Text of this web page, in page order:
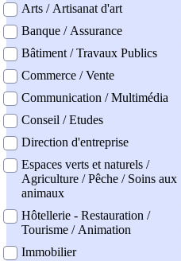
Arts / Artisanat d'art
Banque / Assurance
Bâtiment / Travaux Publics
Commerce / Vente
Communication / Multimédia
Conseil / Etudes
Direction d'entreprise
Espaces verts et naturels /
Agriculture / Pêche / Soins aux
animaux
Hôtellerie - Restauration /
Tourisme / Animation
Immobilier